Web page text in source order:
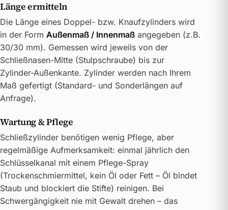
Länge ermitteln
Die Länge eines Doppel- bzw. Knaufzylinders wird
in der Form Außenmaß / Innenmaß angegeben (z.B.
30/30 mm). Gemessen wird jeweils von der
Schließnasen-Mitte (Stulpschraube) bis zur
Zylinder-Außenkante. Zylinder werden nach Ihrem
Maß gefertigt (Standard- und Sonderlängen auf
Anfrage).
Wartung & Pflege
Schließzylinder benötigen wenig Pflege, aber
regelmäßige Aufmerksamkeit: einmal jährlich den
Schlüsselkanal mit einem Pflege-Spray
(Trockenschmiermittel, kein Öl oder Fett – Öl bindet
Staub und blockiert die Stifte) reinigen. Bei
Schwergängigkeit nie mit Gewalt drehen – das